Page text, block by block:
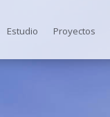
Estudio Proyectos